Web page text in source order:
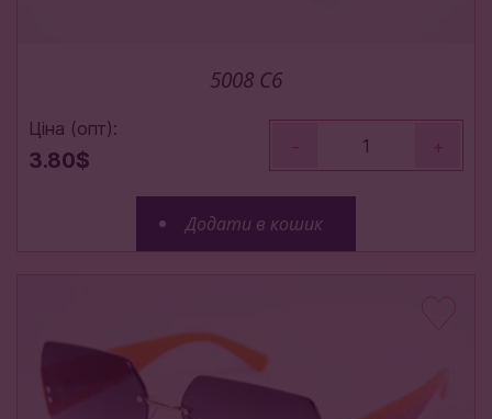
5008 C6
Ціна (опт):
3.80$
- +
Додати в кошик